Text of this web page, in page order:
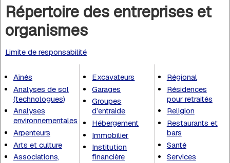
Répertoire des entreprises et
organismes
Limite de responsabilité
Aînés
Analyses de sol
(technologues)
Analyses
environnementales
Arpenteurs
Arts et culture
Associations,
Excavateurs
Garages
Groupes
d’entraide
Hébergement
Immobilier
Institution
financière
Régional
Résidences
pour retraités
Religion
Restaurants et
bars
Santé
Services